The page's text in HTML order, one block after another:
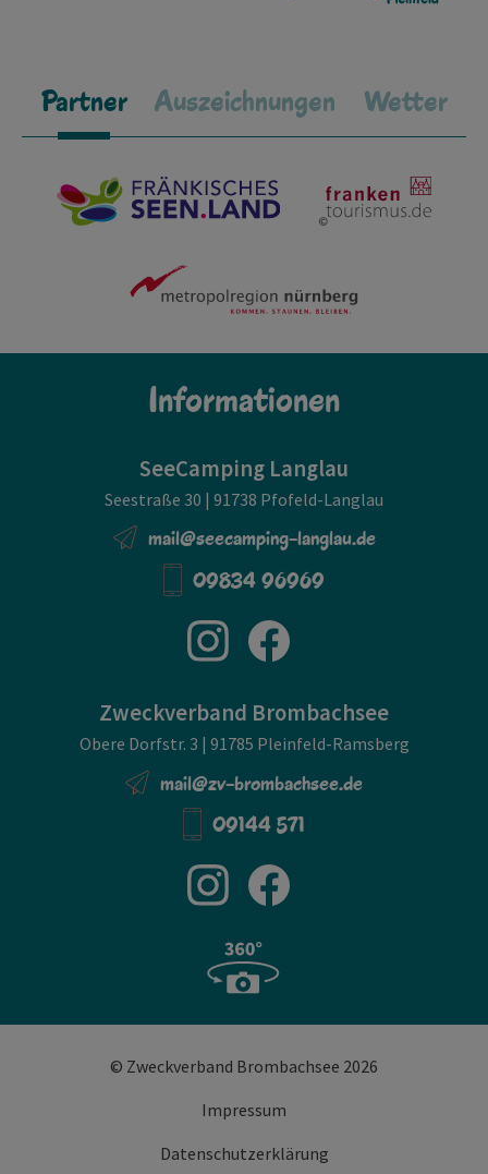
Partner Auszeichnungen Wetter
Informationen
SeeCamping Langlau
Seestraße 30 | 91738 Pfofeld-Langlau
mail@seecamping-langlau.de
09834 96969
Zweckverband Brombachsee
Obere Dorfstr. 3 | 91785 Pleinfeld-Ramsberg
mail@zv-brombachsee.de
09144 571
© Zweckverband Brombachsee 2026
Impressum
Datenschutzerklärung